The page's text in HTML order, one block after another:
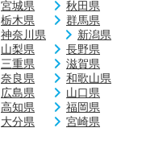
宮城県
秋田県
栃木県
群馬県
神奈川県
新潟県
山梨県
長野県
三重県
滋賀県
奈良県
和歌山県
広島県
山口県
高知県
福岡県
大分県
宮崎県